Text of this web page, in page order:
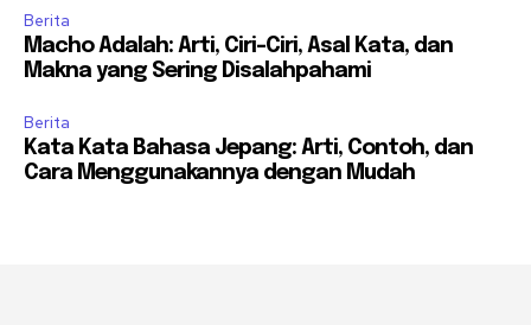
Berita
Macho Adalah: Arti, Ciri-Ciri, Asal Kata, dan
Makna yang Sering Disalahpahami
Berita
Kata Kata Bahasa Jepang: Arti, Contoh, dan
Cara Menggunakannya dengan Mudah